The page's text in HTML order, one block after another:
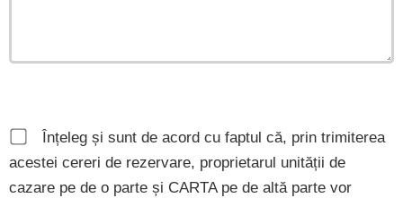
Înțeleg și sunt de acord cu faptul că, prin trimiterea
acestei cereri de rezervare, proprietarul unității de
cazare pe de o parte și CARTA pe de altă parte vor